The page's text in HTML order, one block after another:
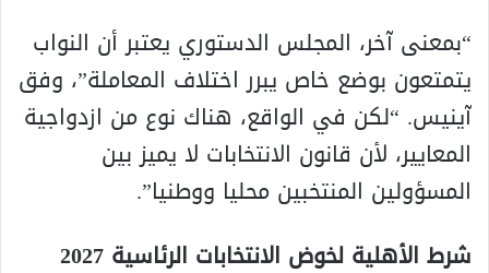
“بمعنى آخر، المجلس الدستوري يعتبر أن النواب
يتمتعون بوضع خاص يبرر اختلاف المعاملة”، وفق
آينيس. “لكن في الواقع، هناك نوع من ازدواجية
المعايير، لأن قانون الانتخابات لا يميز بين
المسؤولين المنتخبين محليا ووطنيا”.
شرط الأهلية لخوض الانتخابات الرئاسية 2027